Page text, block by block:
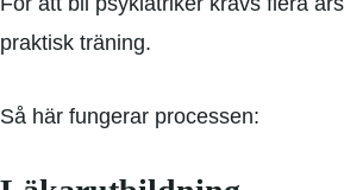
praktisk träning.
Så här fungerar processen: